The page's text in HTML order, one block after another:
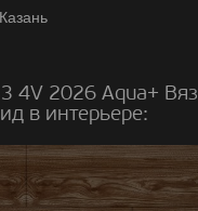
Казань
4V 2026 Aqua+ Вяз
в интерьере: